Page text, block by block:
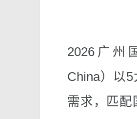
2026广州
China）以
需求，匹配